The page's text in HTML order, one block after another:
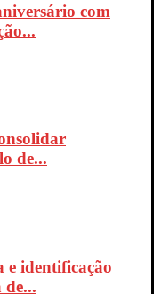
com
de...
e identificação
de...